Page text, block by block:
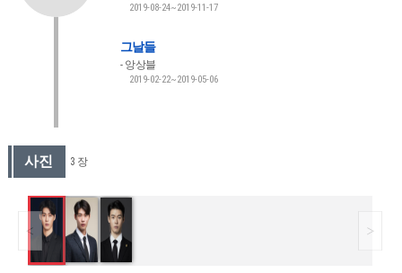
2019-08-24~2019-11-17
그날들
앙상블
2019-02-22~2019-05-06
사진 3 장